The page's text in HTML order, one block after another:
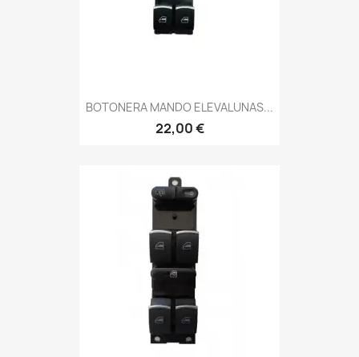
BOTONERA MANDO ELEVALUNAS...
22,00 €